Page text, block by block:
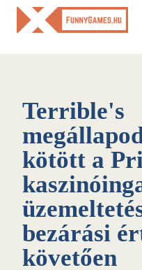
Skip
Terrible's
kötött a
bezárási
követően